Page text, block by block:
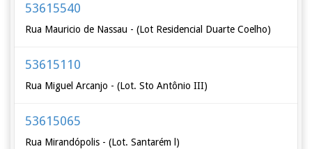
53615540
Rua Mauricio de Nassau - (Lot Residencial Duarte Coelho)
53615110
Rua Miguel Arcanjo - (Lot. Sto Antônio III)
53615065
Rua Mirandópolis - (Lot. Santarém l)